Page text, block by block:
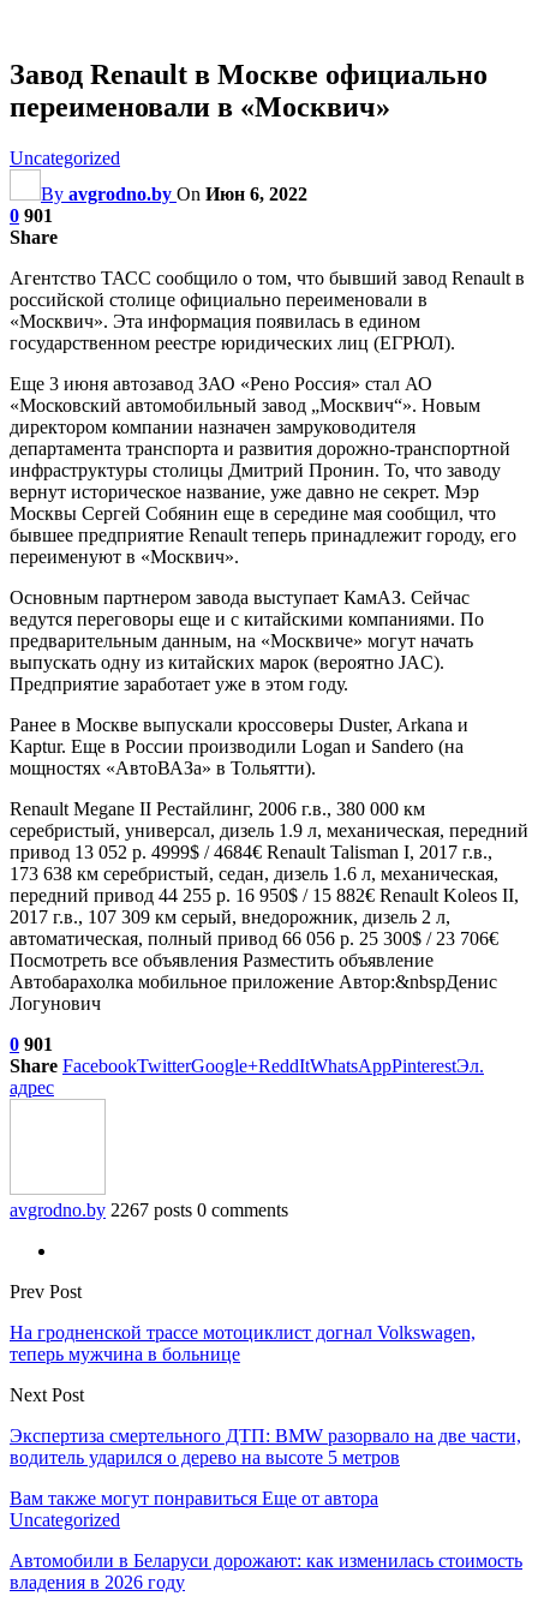
Завод Renault в Москве официально
переименовали в «Москвич»
Uncategorized
By avgrodno.by On Июн 6, 2022
0 901
Share
Агентство ТАСС сообщило о том, что бывший завод Renault в
российской столице официально переименовали в
«Москвич». Эта информация появилась в едином
государственном реестре юридических лиц (ЕГРЮЛ).
Еще 3 июня автозавод ЗАО «Рено Россия» стал АО
«Московский автомобильный завод „Москвич“». Новым
директором компании назначен замруководителя
департамента транспорта и развития дорожно-транспортной
инфраструктуры столицы Дмитрий Пронин. То, что заводу
вернут историческое название, уже давно не секрет. Мэр
Москвы Сергей Собянин еще в середине мая сообщил, что
бывшее предприятие Renault теперь принадлежит городу, его
переименуют в «Москвич».
Основным партнером завода выступает КамАЗ. Сейчас
ведутся переговоры еще и с китайскими компаниями. По
предварительным данным, на «Москвиче» могут начать
выпускать одну из китайских марок (вероятно JAC).
Предприятие заработает уже в этом году.
Ранее в Москве выпускали кроссоверы Duster, Arkana и
Kaptur. Еще в России производили Logan и Sandero (на
мощностях «АвтоВАЗа» в Тольятти).
Renault Megane II Рестайлинг, 2006 г.в., 380 000 км
серебристый, универсал, дизель 1.9 л, механическая, передний
привод 13 052 р. 4999$ / 4684€ Renault Talisman I, 2017 г.в.,
173 638 км серебристый, седан, дизель 1.6 л, механическая,
передний привод 44 255 р. 16 950$ / 15 882€ Renault Koleos II,
2017 г.в., 107 309 км серый, внедорожник, дизель 2 л,
автоматическая, полный привод 66 056 р. 25 300$ / 23 706€
Посмотреть все объявления Разместить объявление
Автобарахолка мобильное приложение Автор:&nbspДенис
Логунович
0 901
Share FacebookTwitterGoogle+ReddItWhatsAppPinterestЭл.
адрес
avgrodno.by 2267 posts 0 comments
Prev Post
На гродненской трассе мотоциклист догнал Volkswagen,
теперь мужчина в больнице
Next Post
Экспертиза смертельного ДТП: BMW разорвало на две части,
водитель ударился о дерево на высоте 5 метров
Вам также могут понравиться Еще от автора
Uncategorized
Автомобили в Беларуси дорожают: как изменилась стоимость
владения в 2026 году